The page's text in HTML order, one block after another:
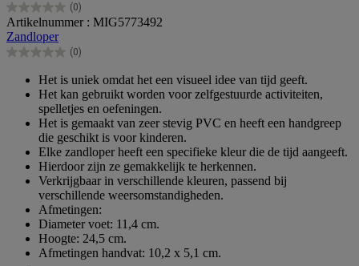
(0)
0.0
van
de
5
Artikelnummer : MIG5773492
Zandloper
(0)
0.0
sterren.
Het is uniek omdat het een visueel idee van tijd geeft.
Het kan gebruikt worden voor zelfgestuurde activiteiten,
spelletjes en oefeningen.
Het is gemaakt van zeer stevig PVC en heeft een handgreep
die geschikt is voor kinderen.
Elke zandloper heeft een specifieke kleur die de tijd aangeeft.
Hierdoor zijn ze gemakkelijk te herkennen.
Verkrijgbaar in verschillende kleuren, passend bij
verschillende weersomstandigheden.
Afmetingen:
Diameter voet: 11,4 cm.
Hoogte: 24,5 cm.
Afmetingen handvat: 10,2 x 5,1 cm.